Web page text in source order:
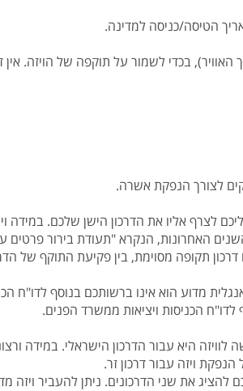
הטיסה/כניסה למדינה.
האוויר), בכדי לשמור על תוקפה של
לצרף אליו את הדרכון הישן שלכם. במידה
האחרונות, הנקרא "תעודת בירור פרטים
תקופה מסוימת, בין פקיעת התוקף של
מדוע הוא אינו ברשותכם בנוסף לדו"ח
הכניסות ויציאות ממשרד הפנים.
היא עבור הדרכון הישראלי. במידה
ויזה עבור דרכון זר.
את שני הדרכונים. ניתן להעביר ויזה